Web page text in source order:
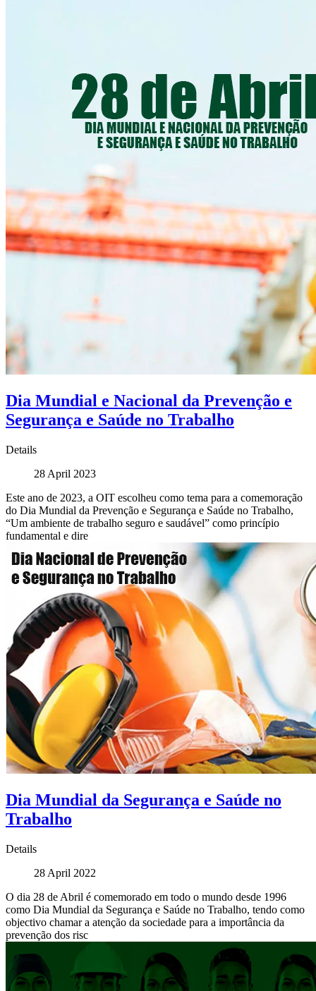
Dia Mundial e Nacional da Prevenção e
Segurança e Saúde no Trabalho
Details
28 April 2023
Este ano de 2023, a OIT escolheu como tema para a comemoração
do Dia Mundial da Prevenção e Segurança e Saúde no Trabalho,
“Um ambiente de trabalho seguro e saudável” como princípio
fundamental e dire
Dia Mundial da Segurança e Saúde no
Trabalho
Details
28 April 2022
O dia 28 de Abril é comemorado em todo o mundo desde 1996
como Dia Mundial da Segurança e Saúde no Trabalho, tendo como
objectivo chamar a atenção da sociedade para a importância da
prevenção dos risc